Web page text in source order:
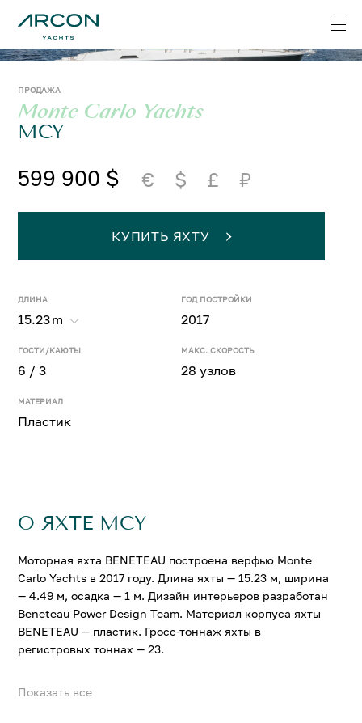
ПРОДАЖА
Monte Carlo Yachts
MCY
599 900 $ € $ £ ₽
ДЛИНА
15.23m
ГОД ПОСТРОЙКИ
2017
ГОСТИ/КАЮТЫ
6 / 3
МАКС. СКОРОСТЬ
28 узлов
МАТЕРИАЛ
Пластик
КУПИТЬ ЯХТУ
О ЯХТЕ MCY
Моторная яхта BENETEAU построена верфью Monte
Carlo Yachts в 2017 году. Длина яхты — 15.23 м, ширина
— 4.49 м, осадка — 1 м. Дизайн интерьеров разработан
Beneteau Power Design Team. Материал корпуса яхты
BENETEAU — пластик. Гросс-тоннаж яхты в
регистровых тоннах — 23.
На яхте BENETEAU можно разместить до 6 гостей в 3
Показать все